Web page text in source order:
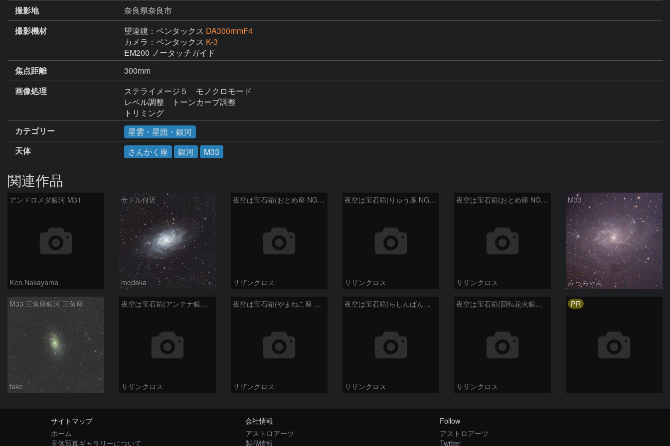
撮影地
奈良県奈良市
撮影機材
望遠鏡：ペンタックス DA300mmF4
カメラ：ペンタックス K-3
EM200 ノータッチガイド
焦点距離
300mm
画像処理
ステライメージ５　モノクロモード
レベル調整　トーンカーブ調整
トリミング
カテゴリー
星雲・星団・銀河
天体
さんかく座 銀河 M33
関連作品
アンドロメダ銀河 M31
Ken.Nakayama
サドル付近
medaka
夜空は宝石箱(おとめ座 NGC5566) Seestar50
サザンクロス
夜空は宝石箱(りゅう座 NGC6503) Seestar50
サザンクロス
夜空は宝石箱(おとめ座 NGC5746) Seestar50
サザンクロス
M33
みっちゃん
M33 三角座銀河 三角座
take
夜空は宝石箱(アンテナ銀河 NGC4038) Seestar50
サザンクロス
夜空は宝石箱(やまねこ座 NGC2683) Seestar50
サザンクロス
夜空は宝石箱(らしんばん座 NGC2613) Seestar50
サザンクロス
夜空は宝石箱(回転花火銀河 M101) Seestar50
サザンクロス
PR
サイトマップ
ホーム
天体写真ギャラリーについて
会社情報
アストロアーツ
製品情報
Follow
アストロアーツ
Twitter